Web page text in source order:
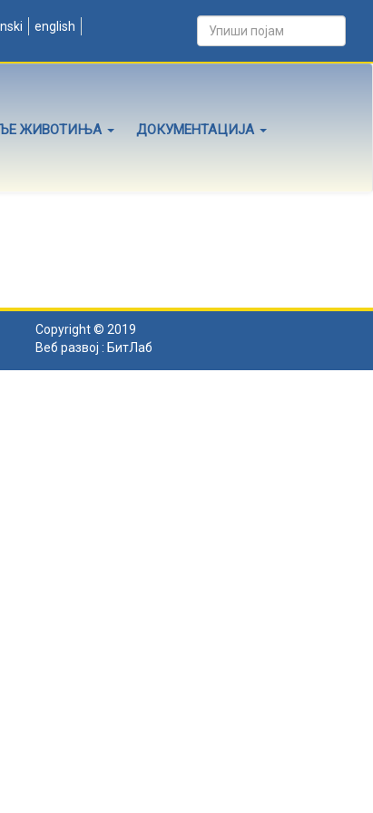
english
ЖИВОТИЊА ДОКУМЕНТАЦИЈА
Copyright © 2019
Веб развој : БитЛаб